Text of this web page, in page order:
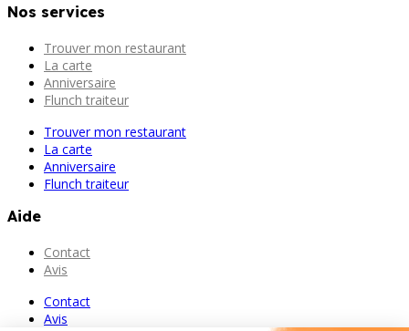
Nos services
Trouver mon restaurant
La carte
Anniversaire
Flunch traiteur
Trouver mon restaurant
La carte
Anniversaire
Flunch traiteur
Aide
Contact
Avis
Contact
Avis